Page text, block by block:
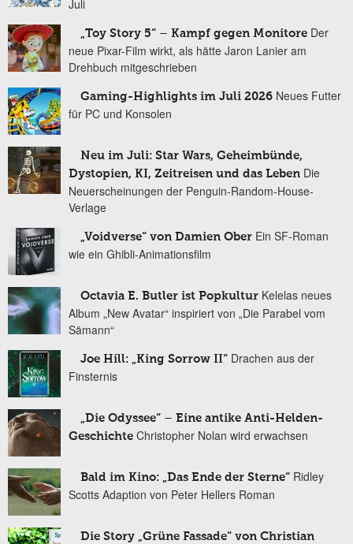
Juli
„Toy Story 5“ – Kampf gegen Monitore Der
neue Pixar-Film wirkt, als hätte Jaron Lanier am
Drehbuch mitgeschrieben
Gaming-Highlights im Juli 2026 Neues Futter
für PC und Konsolen
Neu im Juli: Star Wars, Geheimbünde,
Dystopien, KI, Zeitreisen und das Leben Die
Neuerscheinungen der Penguin-Random-House-
Verlage
„Voidverse“ von Damien Ober Ein SF-Roman
wie ein Ghibli-Animationsfilm
Octavia E. Butler ist Popkultur Kelelas neues
Album „New Avatar“ inspiriert von „Die Parabel vom
Sämann“
Joe Hill: „King Sorrow II“ Drachen aus der
Finsternis
„Die Odyssee“ – Eine antike Anti-Helden-
Geschichte Christopher Nolan wird erwachsen
Bald im Kino: „Das Ende der Sterne“ Ridley
Scotts Adaption von Peter Hellers Roman
Die Story „Grüne Fassade“ von Christian